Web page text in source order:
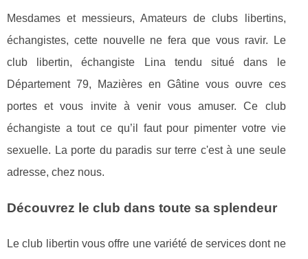
Mesdames et messieurs, Amateurs de clubs libertins,
échangistes, cette nouvelle ne fera que vous ravir. Le
club libertin, échangiste Lina tendu situé dans le
Département 79, Mazières en Gâtine vous ouvre ces
portes et vous invite à venir vous amuser. Ce club
échangiste a tout ce qu’il faut pour pimenter votre vie
sexuelle. La porte du paradis sur terre c'est à une seule
adresse, chez nous.
Découvrez le club dans toute sa splendeur
Le club libertin vous offre une variété de services dont ne